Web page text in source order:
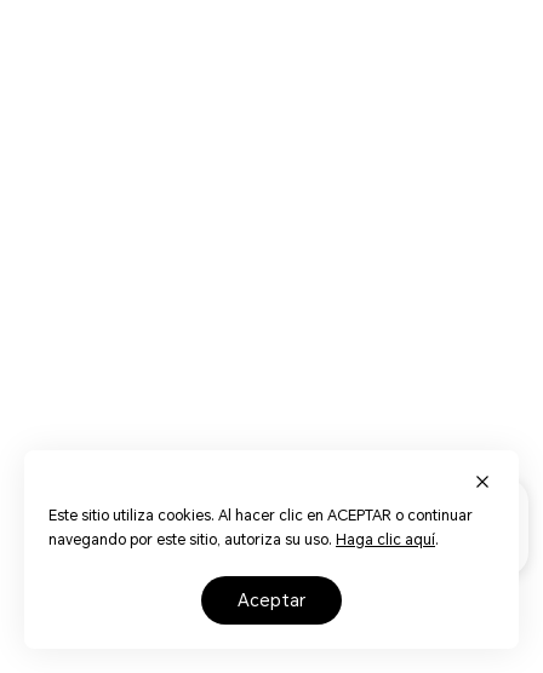
Este sitio utiliza cookies. Al hacer clic en ACEPTAR o continuar
navegando por este sitio, autoriza su uso. Haga clic aquí.
aceptar